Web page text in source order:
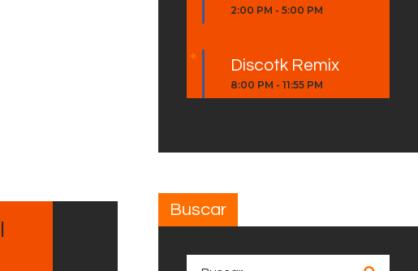
2:00 PM -5:00 PM
Discotk Remix
8:00 PM -11:55 PM
Buscar